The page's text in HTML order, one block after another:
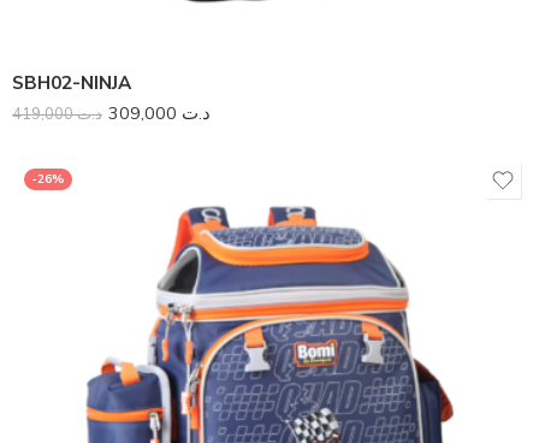
SBH02-NINJA
د.ت419,000 د.ت
-26%